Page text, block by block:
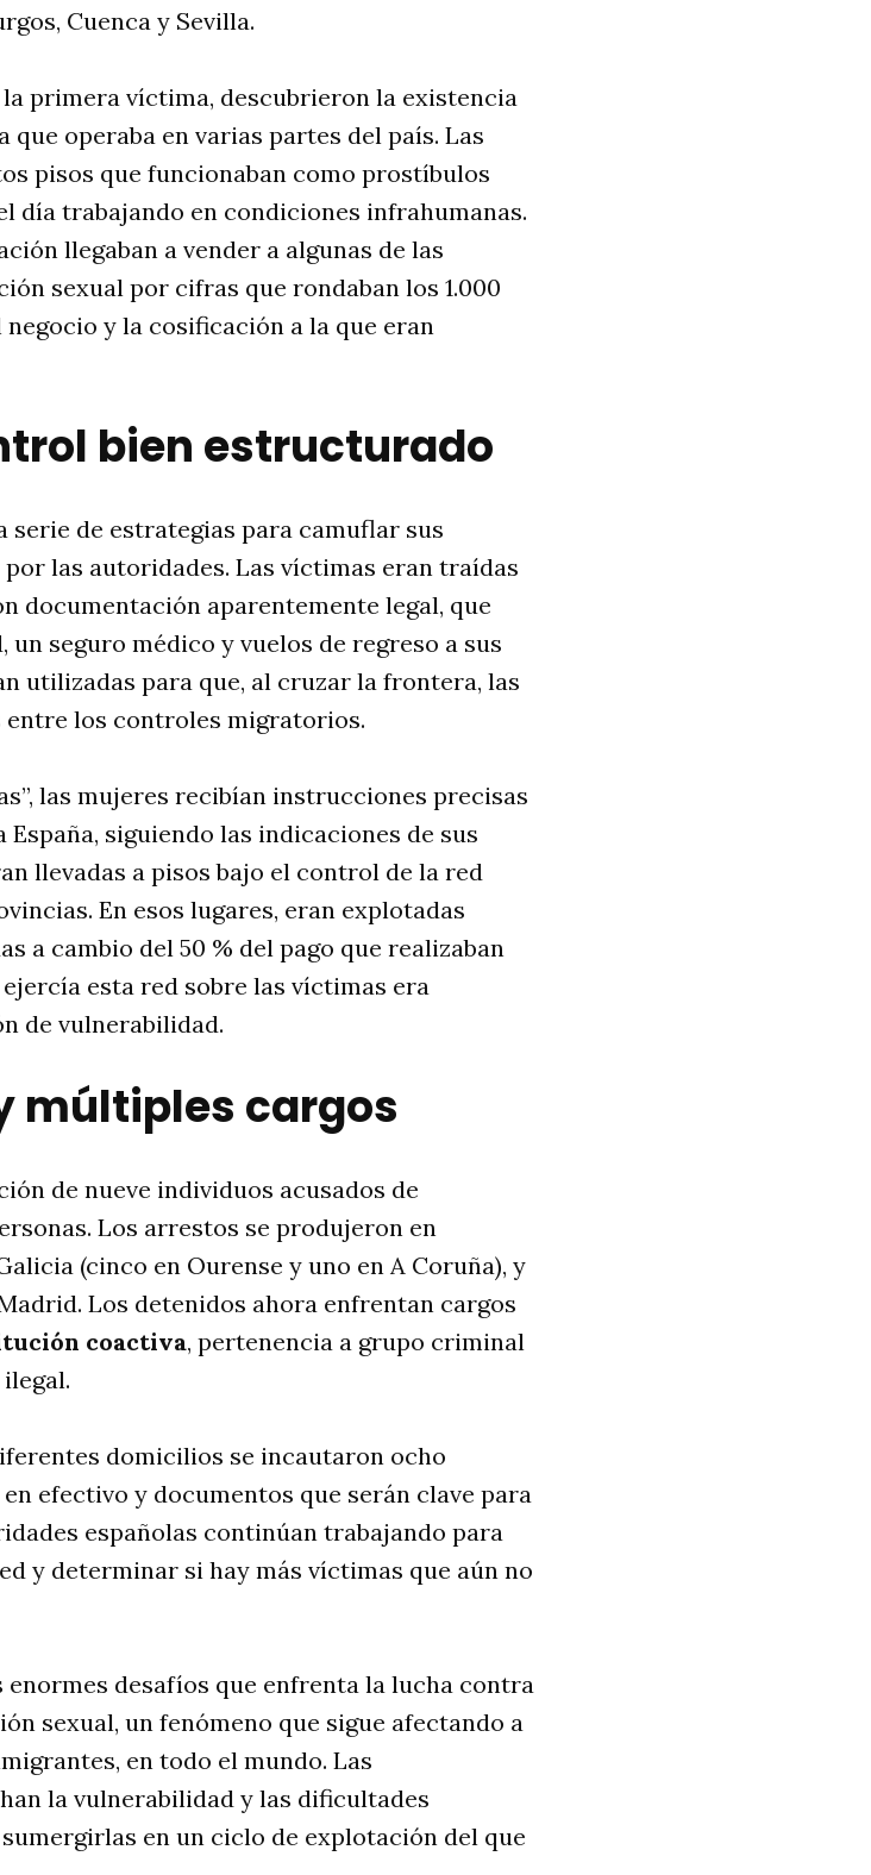
Cuenca y Sevilla.
primera víctima, descubrieron la existencia
operaba en varias partes del país. Las
pisos que funcionaban como prostíbulos
día trabajando en condiciones infrahumanas.
llegaban a vender a algunas de las
sexual por cifras que rondaban los 1.000
y la cosificación a la que eran
bien estructurado
de estrategias para camuflar sus
las autoridades. Las víctimas eran traídas
documentación aparentemente legal, que
seguro médico y vuelos de regreso a sus
utilizadas para que, al cruzar la frontera, las
entre los controles migratorios.
las mujeres recibían instrucciones precisas
siguiendo las indicaciones de sus
llevadas a pisos bajo el control de la red
En esos lugares, eran explotadas
a cambio del 50 % del pago que realizaban
esta red sobre las víctimas era
de vulnerabilidad.
múltiples cargos
de nueve individuos acusados de
Los arrestos se produjeron en
(cinco en Ourense y uno en A Coruña), y
Los detenidos ahora enfrentan cargos
coactiva, pertenencia a grupo criminal
domicilios se incautaron ocho
efectivo y documentos que serán clave para
españolas continúan trabajando para
y determinar si hay más víctimas que aún no
desafíos que enfrenta la lucha contra
sexual, un fenómeno que sigue afectando a
en todo el mundo. Las
la vulnerabilidad y las dificultades
en un ciclo de explotación del que